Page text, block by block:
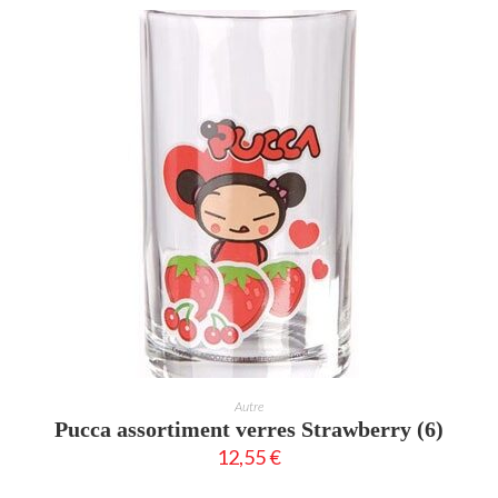
AJOUTER AU PANIER
Autre
Pucca assortiment verres Strawberry (6)
12,55€